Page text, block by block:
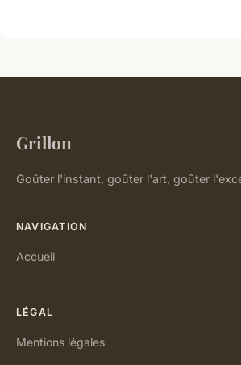
Grillon
Goûter l'instant, goûter l'art, goûter
NAVIGATION
Accueil
LÉGAL
Mentions légales